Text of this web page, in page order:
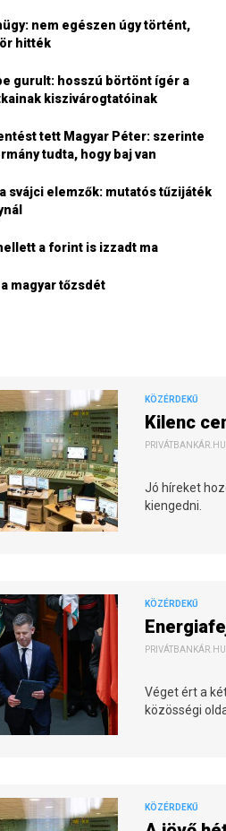
nem egészen úgy történt,
hitték
gurult: hosszú börtönt ígér a
kiszivárogtatóinak
tett Magyar Péter: szerinte
tudta, hogy baj van
svájci elemzők: mutatós tűzijáték
a forint is izzadt ma
magyar tőzsdét
KÖZÉRDEKŰ
Kilenc
Jó híreket
kiengedni.
KÖZÉRDEKŰ
Véget ért a
közösségi
KÖZÉRDEKŰ